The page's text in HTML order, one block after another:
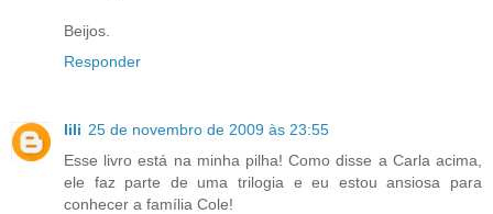
Beijos.
Responder
lili 25 de novembro de 2009 às 23:55
Esse livro está na minha pilha! Como disse a Carla acima,
ele faz parte de uma trilogia e eu estou ansiosa para
conhecer a família Cole!